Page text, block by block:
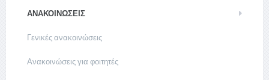
ΑΝΑΚΟΙΝΏΣΕΙΣ
Γενικές ανακοινώσεις
Ανακοινώσεις για φοιτητές